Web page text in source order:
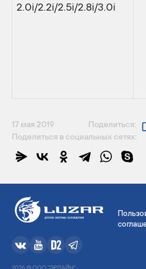
2.0i/2.2i/2.5i/2.8i/3.0i
17 мая 2019
Поделиться:
Поделиться в социальных сетях: